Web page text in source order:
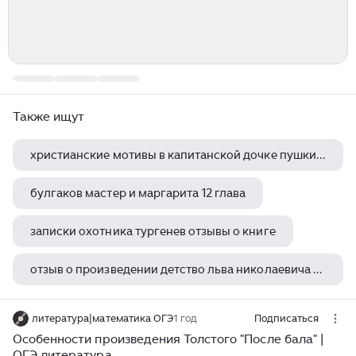
Также ищут
христианские мотивы в капитанской дочке пушкина
булгаков мастер и маргарита 12 глава
записки охотника тургенев отзывы о книге
отзыв о произведении детство льва николаевича толстого
литература|математика ОГЭ1 год Подписаться
Особенности произведения Толстого "После бала" |